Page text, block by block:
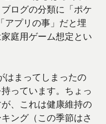
ログの分類に「ポケ
アプリの事」だと埋
庭用ゲーム想定とい
はまってしまったの
っています。ちょっ
、これは健康維持の
ング（この季節はさ